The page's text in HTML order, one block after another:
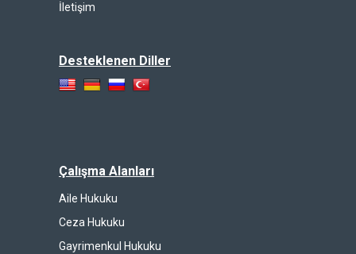
İletişim
Desteklenen Diller
Çalışma Alanları
Aile Hukuku
Ceza Hukuku
Gayrimenkul Hukuku